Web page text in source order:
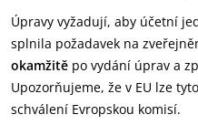
Úpravy vyžadují, aby účetní
splnila požadavek na
okamžitě po vydání úprav a
Upozorňujeme, že v EU lze
schválení Evropskou komisí.